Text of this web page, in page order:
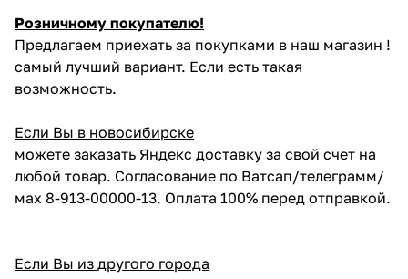
Розничному покупателю!
Предлагаем приехать за покупками в наш магазин !
самый лучший вариант. Если есть такая
возможность.
Если Вы в новосибирске
можете заказать Яндекс доставку за свой счет на
любой товар. Согласование по Ватсап/телеграмм/
мах 8-913-00000-13. Оплата 100% перед отправкой.
Если Вы из другого города